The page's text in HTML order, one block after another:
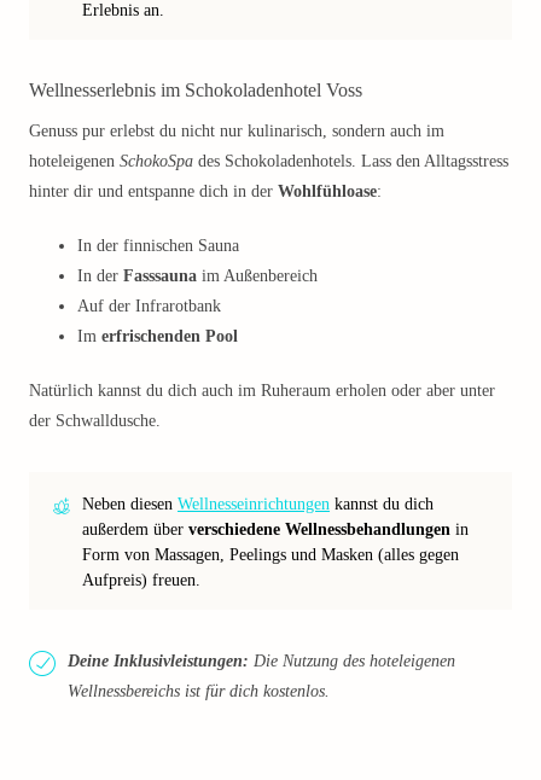
Erlebnis an.
Wellnesserlebnis im Schokoladenhotel Voss
Genuss pur erlebst du nicht nur kulinarisch, sondern auch im
hoteleigenen SchokoSpa des Schokoladenhotels. Lass den Alltagsstress
hinter dir und entspanne dich in der Wohlfühloase:
In der finnischen Sauna
In der Fasssauna im Außenbereich
Auf der Infrarotbank
Im erfrischenden Pool
Natürlich kannst du dich auch im Ruheraum erholen oder aber unter
der Schwalldusche.
Neben diesen Wellnesseinrichtungen kannst du dich
außerdem über verschiedene Wellnessbehandlungen in
Form von Massagen, Peelings und Masken (alles gegen
Aufpreis) freuen.
Deine Inklusivleistungen: Die Nutzung des hoteleigenen
Wellnessbereichs ist für dich kostenlos.